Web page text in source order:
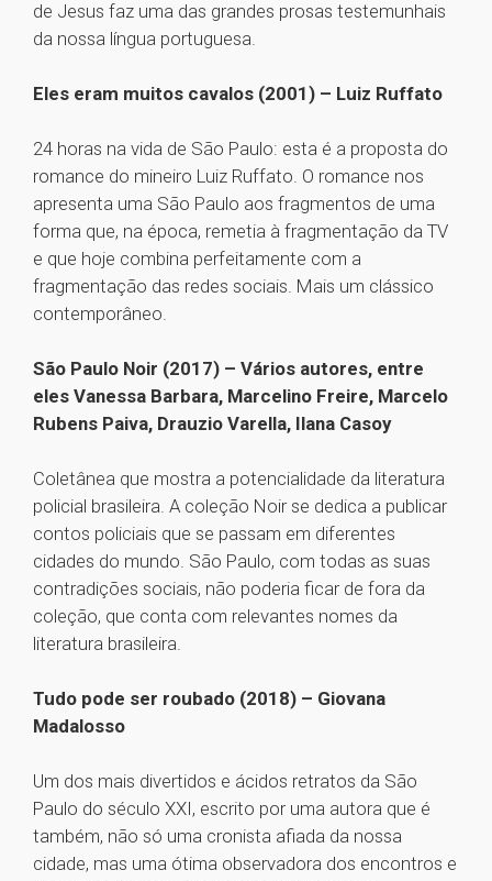
de Jesus faz uma das grandes prosas testemunhais
da nossa língua portuguesa.
Eles eram muitos cavalos (2001) – Luiz Ruffato
24 horas na vida de São Paulo: esta é a proposta do
romance do mineiro Luiz Ruffato. O romance nos
apresenta uma São Paulo aos fragmentos de uma
forma que, na época, remetia à fragmentação da TV
e que hoje combina perfeitamente com a
fragmentação das redes sociais. Mais um clássico
contemporâneo.
São Paulo Noir (2017) – Vários autores, entre
eles Vanessa Barbara, Marcelino Freire, Marcelo
Rubens Paiva, Drauzio Varella, Ilana Casoy
Coletânea que mostra a potencialidade da literatura
policial brasileira. A coleção Noir se dedica a publicar
contos policiais que se passam em diferentes
cidades do mundo. São Paulo, com todas as suas
contradições sociais, não poderia ficar de fora da
coleção, que conta com relevantes nomes da
literatura brasileira.
Tudo pode ser roubado (2018) – Giovana
Madalosso
Um dos mais divertidos e ácidos retratos da São
Paulo do século XXI, escrito por uma autora que é
também, não só uma cronista afiada da nossa
cidade, mas uma ótima observadora dos encontros e